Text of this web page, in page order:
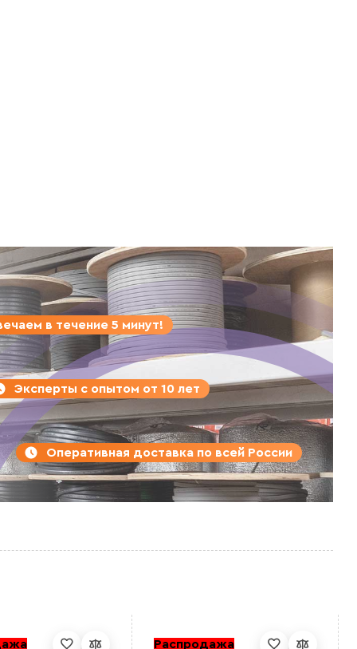
в течение 5 минут!
Эксперты с опытом от 10 лет
Оперативная доставка по всей России
Распродажа